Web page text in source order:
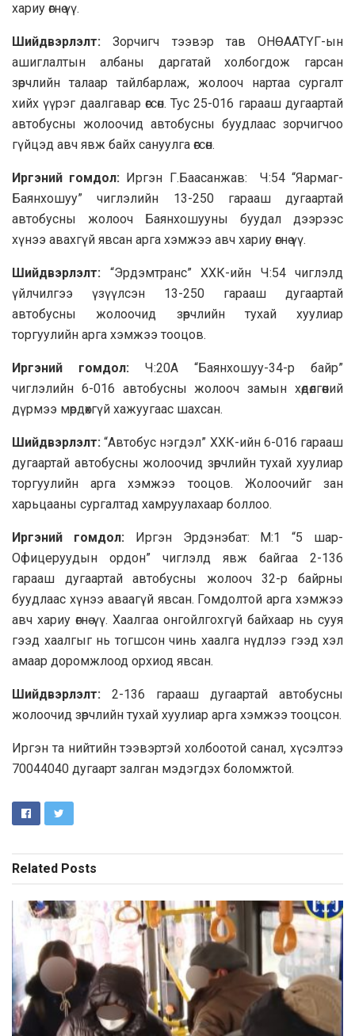
хариу өгнө үү.
Шийдвэрлэлт: Зорчигч тээвэр тав ОНӨААТҮГ-ын
ашиглалтын албаны даргатай холбогдож гарсан
зөрчлийн талаар тайлбарлаж, жолооч нартаа сургалт
хийх үүрэг даалгавар өгсөн. Тус 25-016 гарааш дугаартай
автобусны жолоочид автобусны буудлаас зорчигчоо
гүйцэд авч явж байх сануулга өгсөн.
Иргэний гомдол: Иргэн Г.Баасанжав: Ч:54 “Яармаг-
Баянхошуу” чиглэлийн 13-250 гарааш дугаартай
автобусны жолооч Баянхошууны буудал дээрээс
хүнээ авахгүй явсан арга хэмжээ авч хариу өгнө үү.
Шийдвэрлэлт: “Эрдэмтранс” ХХК-ийн Ч:54 чиглэлд
үйлчилгээ үзүүлсэн 13-250 гарааш дугаартай
автобусны жолоочид зөрчлийн тухай хуулиар
торгуулийн арга хэмжээ тооцов.
Иргэний гомдол: Ч:20А “Баянхошуу-34-р байр”
чиглэлийн 6-016 автобусны жолооч замын хөдөлгөөний
дүрмээ мөрдөхгүй хажуугаас шахсан.
Шийдвэрлэлт: “Автобус нэгдэл” ХХК-ийн 6-016 гарааш
дугаартай автобусны жолоочид зөрчлийн тухай хуулиар
торгуулийн арга хэмжээ тооцов. Жолоочийг зан
харьцааны сургалтад хамруулахаар боллоо.
Иргэний гомдол: Иргэн Эрдэнэбат: М:1 “5 шар-
Офицеруудын ордон” чиглэлд явж байгаа 2-136
гарааш дугаартай автобусны жолооч 32-р байрны
буудлаас хүнээ аваагүй явсан. Гомдолтой арга хэмжээ
авч хариу өгнө үү. Хаалгаа онгойлгохгүй байхаар нь сууя
гээд хаалгыг нь тогшсон чинь хаалга нүдлээ гээд хэл
амаар доромжлоод орхиод явсан.
Шийдвэрлэлт: 2-136 гарааш дугаартай автобусны
жолоочид зөрчлийн тухай хуулиар арга хэмжээ тооцсон.
Иргэн та нийтийн тээвэртэй холбоотой санал, хүсэлтээ
70044040 дугаарт залган мэдэгдэх боломжтой.
Related Posts